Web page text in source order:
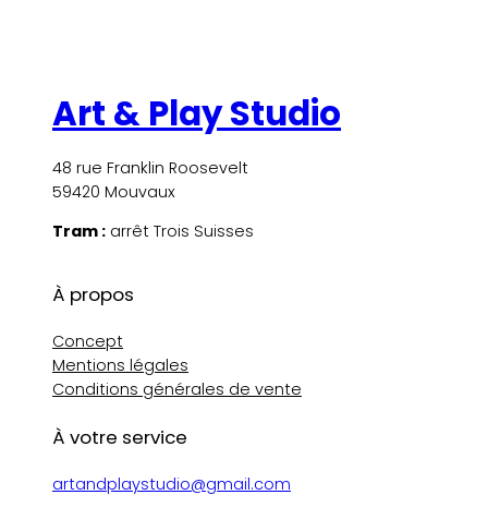
Art & Play Studio
48 rue Franklin Roosevelt
59420 Mouvaux
Tram : arrêt Trois Suisses
À propos
Concept
Mentions légales
Conditions générales de vente
À votre service
artandplaystudio@gmail.com